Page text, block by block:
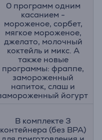
0 программ одним
касанием -
мороженое, сорбет,
мягкое мороженое,
джелато, молочный
коктейль и микс. А
также новые
программы: фраппе,
замороженный
напиток, слаш и
йогурт
В комплекте 3
контейнера (без BPA)